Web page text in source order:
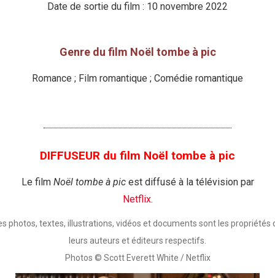
Date de sortie du film : 10 novembre 2022
Genre du film Noël tombe à pic
Romance ; Film romantique ; Comédie romantique
DIFFUSEUR du film Noël tombe à pic
Le film Noël tombe à picest diffusé à la télévision par
Netflix.
photos, textes, illustrations, vidéos et documents sont les propriétés
leurs auteurs et éditeurs respectifs.
Photos © Scott Everett White / Netflix